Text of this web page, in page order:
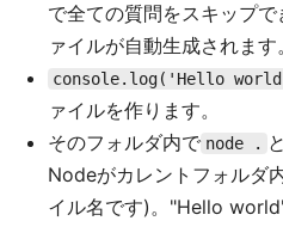
で全ての質問をスキップで
ァイルが自動生成されます。
console.log('Hello
ァイルを作ります。
そのフォルダ内で node .
Nodeがカレントフォルダ
イル名です)。"Hello